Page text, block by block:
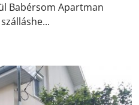
Babérsom Apartman